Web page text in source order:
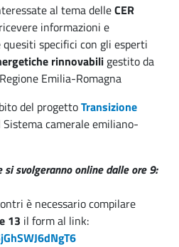
al tema delleCER
informazioni e
specifici con gli esperti
rinnovabili gestito da
Emilia-Romagna
del progettoTransizione
camerale emiliano-
si svolgeranno online dalle ore 9:
è necessario compilare
13 il form al link: